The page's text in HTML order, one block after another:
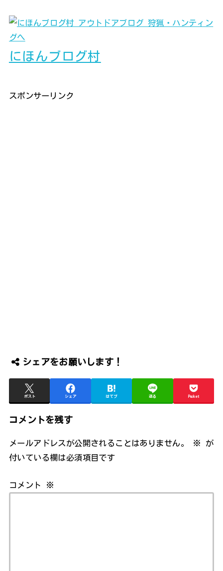
にほんブログ村
スポンサーリンク
シェアをお願いします！
ポスト シェア はてブ 送る Pocket
コメントを残す
メールアドレスが公開されることはありません。 ※
が
付いている欄は必須項目です
コメント ※